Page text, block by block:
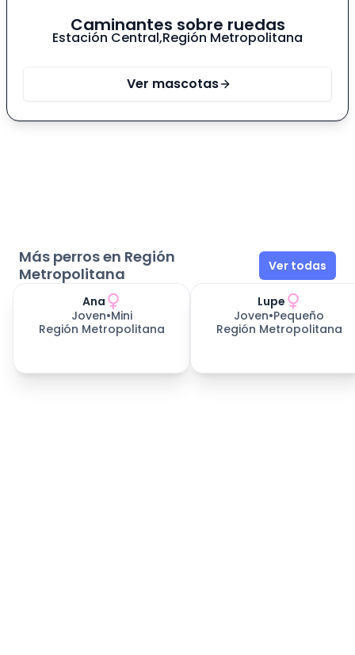
Caminantes sobre ruedas
Estación Central,Región Metropolitana
Ver mascotas
Más perros en Región
Metropolitana
Ver todas
Ana
Joven•Mini
Región Metropolitana
Lupe
Joven•Pequeño
Región Metropolitana